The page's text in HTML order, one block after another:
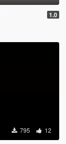
1.0
795 12